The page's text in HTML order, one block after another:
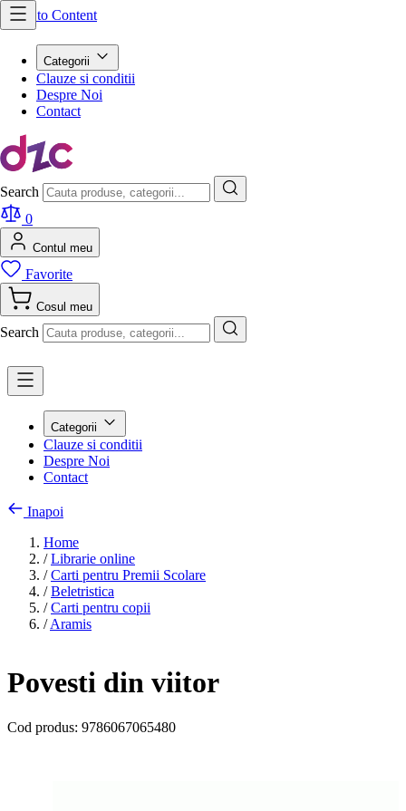
Skip to Content
Categorii
Clauze si conditii
Despre Noi
Contact
Search
0
Contul meu
Favorite
Cosul meu
Search
Categorii
Clauze si conditii
Despre Noi
Contact
Inapoi
Home
/ Librarie online
/ Carti pentru Premii Scolare
/ Beletristica
/ Carti pentru copii
/ Aramis
Povesti din viitor
Cod produs: 9786067065480